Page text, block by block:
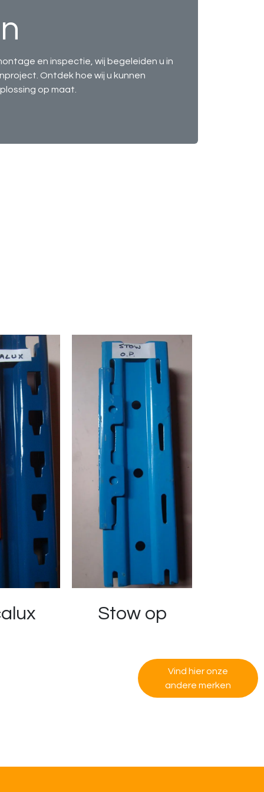
en inspectie, wij begeleiden u in
Ontdek hoe wij u kunnen
op maat.
Vind hier​​ onze
andere merken
Stow op